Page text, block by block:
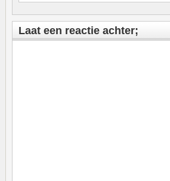
Laat een reactie achter;